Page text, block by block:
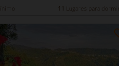
11 Lugares para dormir